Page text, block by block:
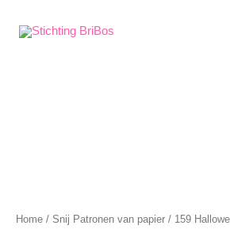
naar
Home / Snij Patronen van papier / 159